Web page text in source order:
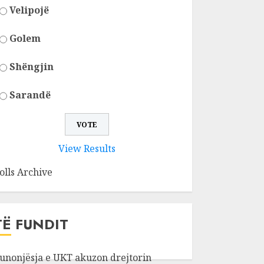
Velipojë
Golem
Shëngjin
Sarandë
View Results
Archive
FUNDIT
e UKT akuzon drejtorin